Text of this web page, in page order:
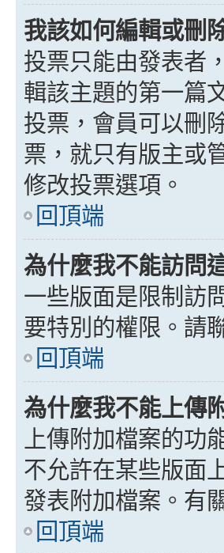
我該如何編輯或刪
投票只能由發表者
輯該主題的第一篇
投票，會員可以刪
票，就只有版主或
修改投票選項。
回頂端
為什麼我不能訪問
一些版面是限制訪
要特別的權限。請
回頂端
為什麼我不能上傳
上傳附加檔案的功
不允許在某些版面
發表附加檔案。有
回頂端